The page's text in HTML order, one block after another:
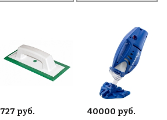
727 руб.
40000 руб.